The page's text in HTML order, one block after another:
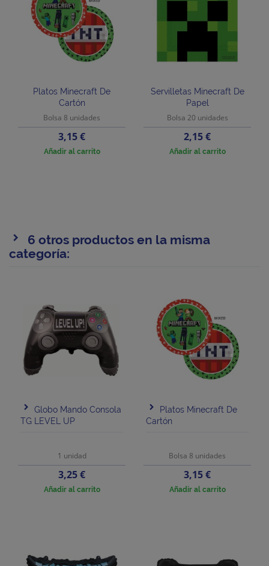
Platos Minecraft De
Cartón
Bolsa 8 unidades
Precio
3,15 €
Añadir al carrito
Servilletas Minecraft De
Papel
Bolsa 20 unidades
Precio
2,15 €
Añadir al carrito
6 otros productos en la misma
categoría:
Globo Mando Consola
TG LEVEL UP
1 unidad
Precio
3,25 €
Añadir al carrito
Platos Minecraft De
Cartón
Bolsa 8 unidades
Precio
3,15 €
Añadir al carrito